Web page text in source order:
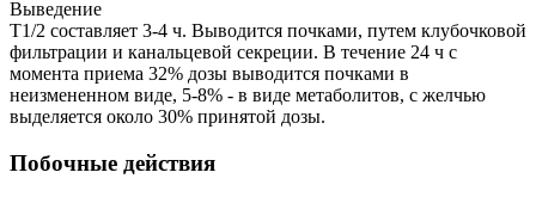
Выведение
T1/2 составляет 3-4 ч. Выводится почками, путем клубочковой
фильтрации и канальцевой секреции. В течение 24 ч с
момента приема 32% дозы выводится почками в
неизмененном виде, 5-8% - в виде метаболитов, с желчью
выделяется около 30% принятой дозы.
Побочные действия